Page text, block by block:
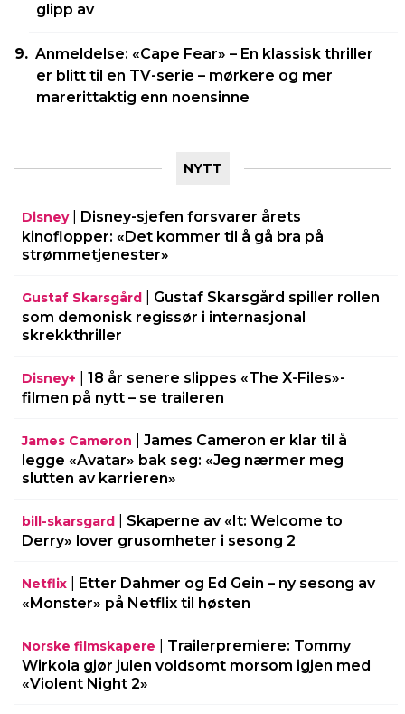
glipp av
Anmeldelse: «Cape Fear» – En klassisk thriller
er blitt til en TV-serie – mørkere og mer
marerittaktig enn noensinne
NYTT
Disney|
Disney-sjefen forsvarer årets
kinoflopper: «Det kommer til å gå bra på
strømmetjenester»
Gustaf Skarsgård
Gustaf Skarsgård spiller rollen
som demonisk regissør i internasjonal
skrekkthriller
Disney+
18 år senere slippes «The X-Files»-
filmen på nytt – se traileren
James Cameron
James Cameron er klar til å
legge «Avatar» bak seg: «Jeg nærmer meg
slutten av karrieren»
bill-skarsgard
Skaperne av «It: Welcome to
Derry» lover grusomheter i sesong 2
Netflix
Etter Dahmer og Ed Gein – ny sesong av
«Monster» på Netflix til høsten
Norske filmskapere
Trailerpremiere: Tommy
Wirkola gjør julen voldsomt morsom igjen med
«Violent Night 2»